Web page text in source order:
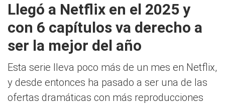
Llegó a Netflix en el 2025 y
con 6 capítulos va derecho a
ser la mejor del año
Esta serie lleva poco más de un mes en Netflix,
y desde entonces ha pasado a ser una de las
ofertas dramáticas con más reproducciones